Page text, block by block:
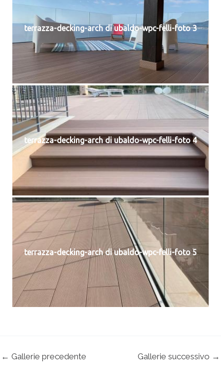
terrazza-decking-arch di ubaldo-wpc-felli-foto 3
terrazza-decking-arch di ubaldo-wpc-felli-foto 4
terrazza-decking-arch di ubaldo-wpc-felli-foto 5
← Gallerie precedente Gallerie successivo →